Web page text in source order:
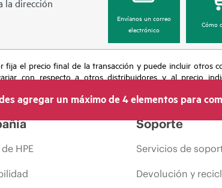
la dirección
Envíanos un correo
electrónico
Cómo
el precio final de la transacción y puede incluir otros
con respecto a otros distribuidores y al precio
productos, promociones de fin de la vida útil y errores en
agregar un máximo de 4 elementos para
HPE
Soporte
Servicios de
Devolución y